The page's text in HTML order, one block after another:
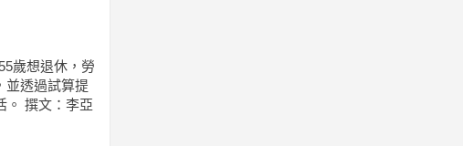
歲想退休，勞
並透過試算提
。 撰文：李亞